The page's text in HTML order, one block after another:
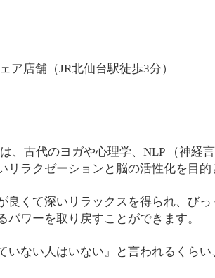
ア店舗（JR北仙台駅徒歩3分）
古代のヨガや心理学、NLP （神経
リラクゼーションと脳の活性化を目
良くて深いリラックスを得られ、び
パワーを取り戻すことができます。
いない人はいない』と言われるくら